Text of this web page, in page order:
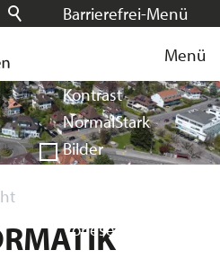
Barrierefrei-Menü
Sehr groß
Kontrast
NormalStark
Bilder
Vorlesen starten
Vorlesen pausieren
Suchen
Menü